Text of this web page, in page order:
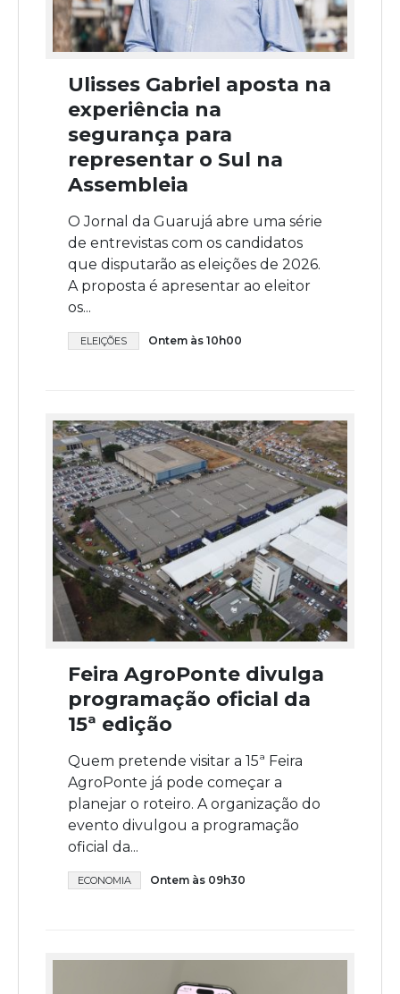
Ulisses Gabriel aposta na
experiência na
segurança para
representar o Sul na
Assembleia
O Jornal da Guarujá abre uma série
de entrevistas com os candidatos
que disputarão as eleições de 2026.
A proposta é apresentar ao eleitor
os...
ELEIÇÕES Ontem às 10h00
Feira AgroPonte divulga
programação oficial da
15ª edição
Quem pretende visitar a 15ª Feira
AgroPonte já pode começar a
planejar o roteiro. A organização do
evento divulgou a programação
oficial da...
ECONOMIA Ontem às 09h30